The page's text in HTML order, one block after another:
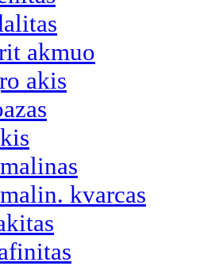
akmuo
akis
kvarcas